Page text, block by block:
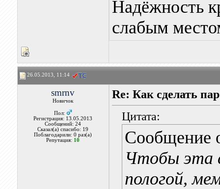
Надёжность
слабым
26.05.2013, 11:14
smrnv
Новичок
Пол:
Регистрация: 13.05.2013
Сообщений: 24
Сказал(а) спасибо: 19
Поблагодарили: 0 раз(а)
Репутация: 10
Re: Как сделать
Цитата:
Сообщение
Чтобы эта
пологой,